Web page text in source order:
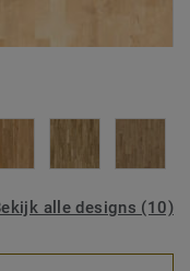
alle designs (10)